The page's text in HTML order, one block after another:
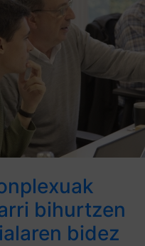
bihurtzen
bidez